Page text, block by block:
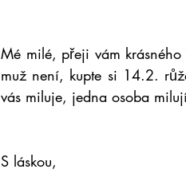
Mé milé, přeji vám
muž není, kupte si 14.2.
vás miluje, jedna osoba
S láskou,